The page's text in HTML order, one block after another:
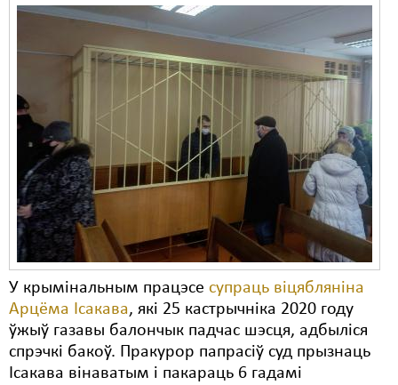
У крымінальным працэсе супраць віцябляніна
Арцёма Ісакава, які 25 кастрычніка 2020 году
ўжыў газавы балончык падчас шэсця, адбыліся
спрэчкі бакоў. Пракурор папрасіў суд прызнаць
Ісакава вінаватым і пакараць 6 гадамі